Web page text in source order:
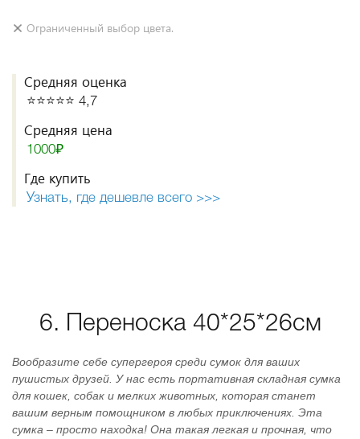
Ограниченный выбор цвета.
Средняя оценка
⭐️⭐️⭐️⭐️⭐️ 4,7
Средняя цена
1000₽
Где купить
Узнать, где дешевле всего >>>
6. Переноска 40*25*26см
Вообразите себе супергероя среди сумок для ваших
пушистых друзей. У нас есть портативная складная сумка
для кошек, собак и мелких животных, которая станет
вашим верным помощником в любых приключениях. Эта
сумка – просто находка! Она такая легкая и прочная, что